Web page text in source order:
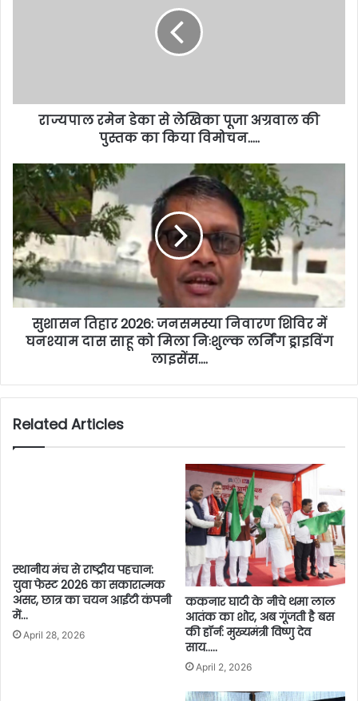
राज्यपाल रमेन डेका से लेखिका पूजा अग्रवाल की
पुस्तक का किया विमोचन…..
सुशासन तिहार 2026: जनसमस्या निवारण शिविर में
घनश्याम दास साहू को मिला निःशुल्क लर्निंग ड्राइविंग
लाइसेंस….
Related Articles
स्थानीय मंच से राष्ट्रीय पहचान:
युवा फेस्ट 2026 का सकारात्मक
असर, छात्र का चयन आईटी कंपनी
में…
April 28, 2026
ककनार घाटी के नीचे थमा लाल
आतंक का शोर, अब गूंजती है बस
की हॉर्न: मुख्यमंत्री विष्णु देव
साय…..
April 2, 2026